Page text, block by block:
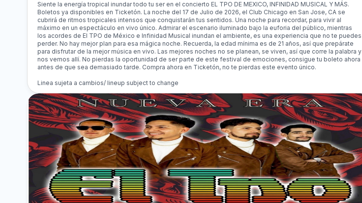
Siente la energía tropical inundar todo tu ser en el concierto EL TPO DE MEXICO, INFINIDAD MUSICAL Y MÁS.
Boletos ya disponibles en Ticketón. La noche del 17 de Julio de 2026, el Club Chicago en San Jose, CA se
cubrirá de ritmos tropicales intensos que conquistarán tus sentidos. Una noche para recordar, para vivir al
máximo en un espectáculo en vivo único. Admirar el escenario iluminado bajo la euforia del público, mientras
los acordes de El TPO de México e Infinidad Musical inundan el ambiente, es una experiencia que no te puedes
perder. No hay mejor plan para esa mágica noche. Recuerda, la edad mínima es de 21 años, así que prepárate
para disfrutar de la mejor música en vivo. Las mejores noches no se planean, se viven, así que corre la palabra y
nos vemos allí. No pierdas la oportunidad de ser parte de este festival de emociones, consigue tu boleto ahora
antes de que sea demasiado tarde. Compra ahora en Ticketón, no te pierdas este evento único.
Linea sujeta a cambios/ lineup subject to change